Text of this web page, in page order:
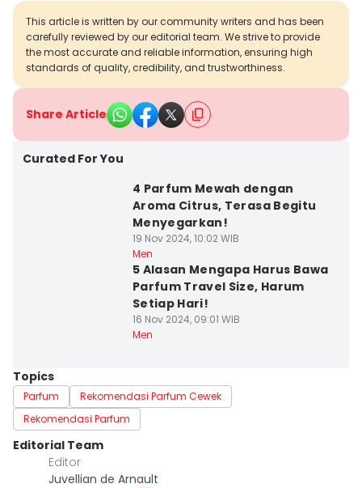
This article is written by our community writers and has been
carefully reviewed by our editorial team. We strive to provide
the most accurate and reliable information, ensuring high
standards of quality, credibility, and trustworthiness.
Share Article
Curated For You
4 Parfum Mewah dengan
Aroma Citrus, Terasa Begitu
Menyegarkan!
19 Nov 2024, 10:02 WIB
Men
5 Alasan Mengapa Harus Bawa
Parfum Travel Size, Harum
Setiap Hari!
16 Nov 2024, 09:01 WIB
Men
Topics
Parfum
Rekomendasi Parfum Cewek
Rekomendasi Parfum
Editorial Team
Editor
Juvellian de Arnault